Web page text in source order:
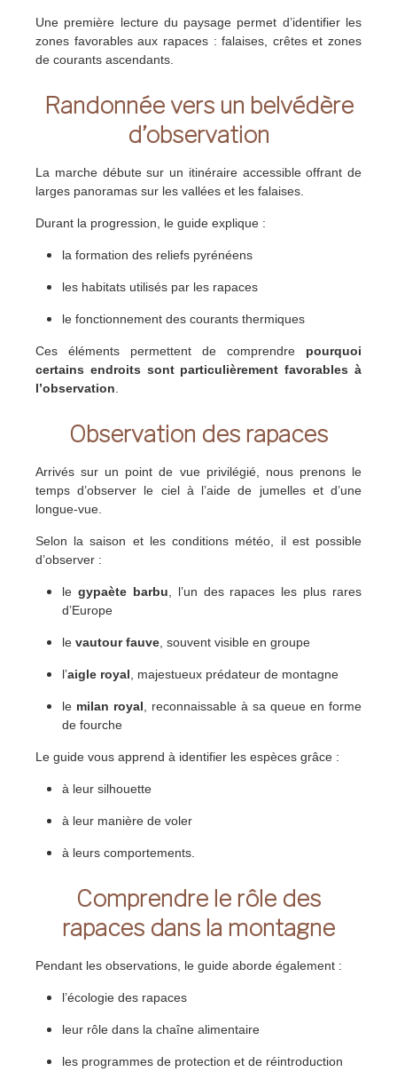
Une première lecture du paysage permet d’identifier les
zones favorables aux rapaces : falaises, crêtes et zones
de courants ascendants.
Randonnée vers un belvédère
d’observation
La marche débute sur un itinéraire accessible offrant de
larges panoramas sur les vallées et les falaises.
Durant la progression, le guide explique :
la formation des reliefs pyrénéens
les habitats utilisés par les rapaces
le fonctionnement des courants thermiques
Ces éléments permettent de comprendre pourquoi
certains endroits sont particulièrement favorables à
l’observation
Observation des rapaces
Arrivés sur un point de vue privilégié, nous prenons le
temps d’observer le ciel à l’aide de jumelles et d’une
longue-vue.
Selon la saison et les conditions météo, il est possible
d’observer :
le gypaète barbu , l’un des rapaces les plus rares
d’Europe
le vautour fauve , souvent visible en groupe
l’aigle royal , majestueux prédateur de montagne
le milan royal , reconnaissable à sa queue en forme
de fourche
Le guide vous apprend à identifier les espèces grâce :
à leur silhouette
à leur manière de voler
à leurs comportements.
Comprendre le rôle des
rapaces dans la montagne
Pendant les observations, le guide aborde également :
l’écologie des rapaces
leur rôle dans la chaîne alimentaire
les programmes de protection et de réintroduction